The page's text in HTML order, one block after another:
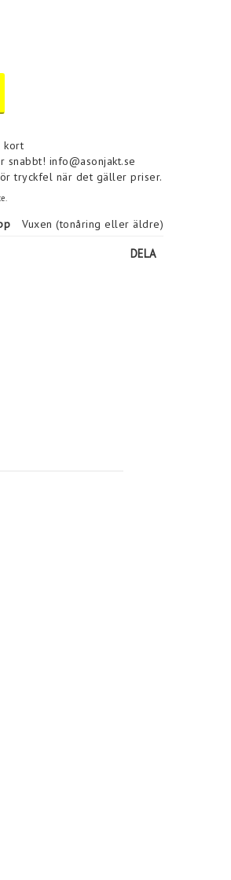
kort
snabbt! info@asonjakt.se
tryckfel när det gäller priser.
Vuxen (tonåring eller äldre)
DELA